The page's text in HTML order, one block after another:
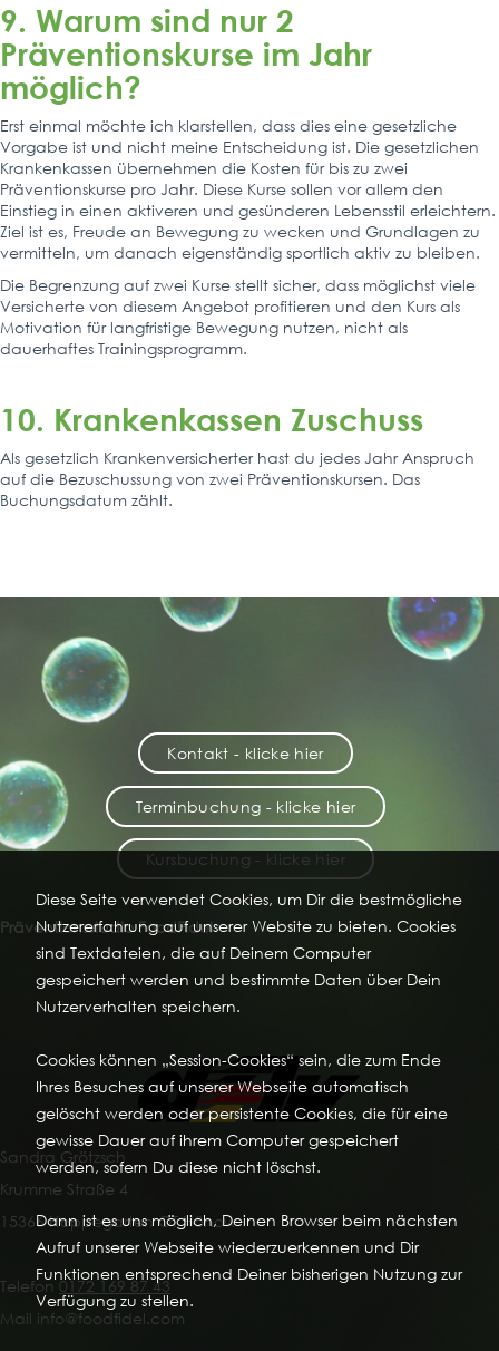
Diese Seite verwendet Cookies, um Dir die bestmögliche
Nutzererfahrung auf unserer Website zu bieten. Cookies
sind Textdateien, die auf Deinem Computer
gespeichert werden und bestimmte Daten über Dein
Nutzerverhalten speichern.
Cookies können „Session-Cookies“ sein, die zum Ende
Ihres Besuches auf unserer Webseite automatisch
gelöscht werden oder persistente Cookies, die für eine
gewisse Dauer auf ihrem Computer gespeichert
werden, sofern Du diese nicht löschst.
Dann ist es uns möglich, Deinen Browser beim nächsten
Aufruf unserer Webseite wiederzuerkennen und Dir
Funktionen entsprechend Deiner bisherigen Nutzung zur
Verfügung zu stellen.
9. Warum sind nur 2
Präventionskurse im Jahr
möglich?
Erst einmal möchte ich klarstellen, dass dies eine gesetzliche
Vorgabe ist und nicht meine Entscheidung ist. Die gesetzlichen
Krankenkassen übernehmen die Kosten für bis zu zwei
Präventionskurse pro Jahr. Diese Kurse sollen vor allem den
Einstieg in einen aktiveren und gesünderen Lebensstil erleichtern.
Ziel ist es, Freude an Bewegung zu wecken und Grundlagen zu
vermitteln, um danach eigenständig sportlich aktiv zu bleiben.
Die Begrenzung auf zwei Kurse stellt sicher, dass möglichst viele
Versicherte von diesem Angebot profitieren und den Kurs als
Motivation für langfristige Bewegung nutzen, nicht als
dauerhaftes Trainingsprogramm.
10. Krankenkassen Zuschuss
Als gesetzlich Krankenversicherter hast du jedes Jahr Anspruch
auf die Bezuschussung von zwei Präventionskursen. Das
Buchungsdatum zählt.
Kontakt - klicke hier
Terminbuchung - klicke hier
Kursbuchung - klicke hier
Präventionsstudio FoodFidel
Sandra Grötzsch
Krumme Straße 4
15366 Hoppegarten OT Hönow
Telefon 0172 169 87 43
Mail info@foodfidel.com